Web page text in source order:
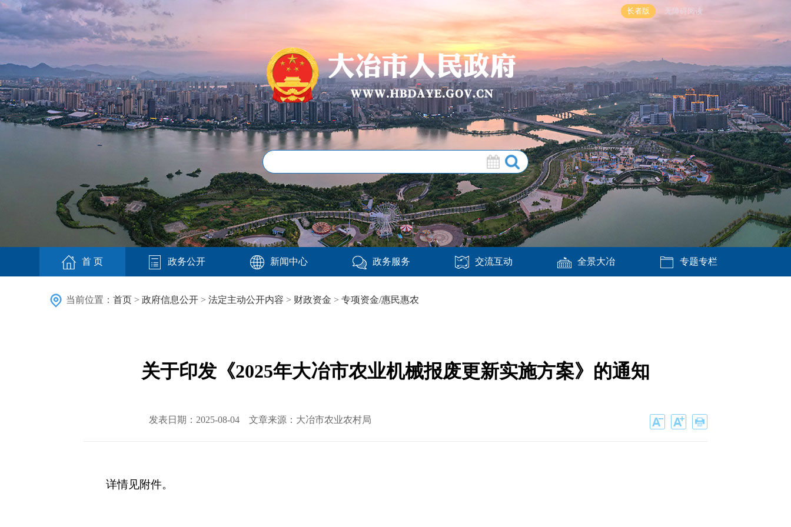
长者版 无障碍阅读
首 页 政务公开 新闻中心 政务服务 交流互动 全景大冶 专题专栏
当前位置： 首页 > 政府信息公开 > 法定主动公开内容 > 财政资金 > 专项资金/惠民惠农
关于印发《2025年大冶市农业机械报废更新实施方案》的通知
发表日期：2025-08-04 文章来源：大冶市农业农村局
详情见附件。